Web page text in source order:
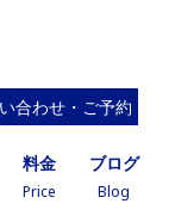
合わせ・ご予約
料金
Price
ブログ
Blog